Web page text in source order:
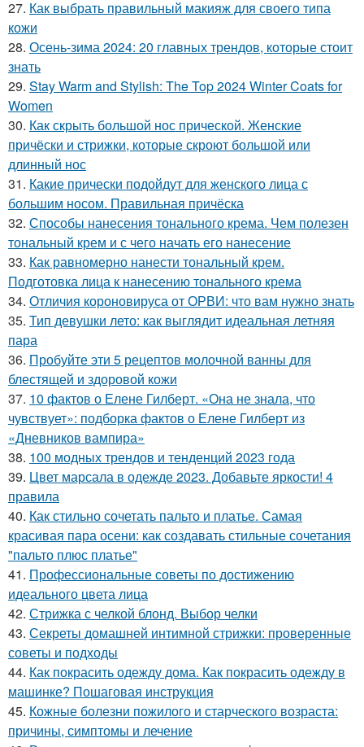
27. Как выбрать правильный макияж для своего типа
кожи
28. Осень-зима 2024: 20 главных трендов, которые стоит
знать
29. Stay Warm and Stylish: The Top 2024 Winter Coats for
Women
30. Как скрыть большой нос прической. Женские
причёски и стрижки, которые скроют большой или
длинный нос
31. Какие прически подойдут для женского лица с
большим носом. Правильная причёска
32. Способы нанесения тонального крема. Чем полезен
тональный крем и с чего начать его нанесение
33. Как равномерно нанести тональный крем.
Подготовка лица к нанесению тонального крема
34. Отличия короновируса от ОРВИ: что вам нужно знать
35. Тип девушки лето: как выглядит идеальная летняя
пара
36. Пробуйте эти 5 рецептов молочной ванны для
блестящей и здоровой кожи
37. 10 фактов о Елене Гилберт. «Она не знала, что
чувствует»: подборка фактов о Елене Гилберт из
«Дневников вампира»
38. 100 модных трендов и тенденций 2023 года
39. Цвет марсала в одежде 2023. Добавьте яркости! 4
правила
40. Как стильно сочетать пальто и платье. Самая
красивая пара осени: как создавать стильные сочетания
"пальто плюс платье"
41. Профессиональные советы по достижению
идеального цвета лица
42. Стрижка с челкой блонд. Выбор челки
43. Секреты домашней интимной стрижки: проверенные
советы и подходы
44. Как покрасить одежду дома. Как покрасить одежду в
машинке? Пошаговая инструкция
45. Кожные болезни пожилого и старческого возраста:
причины, симптомы и лечение